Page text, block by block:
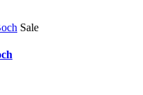
Sale